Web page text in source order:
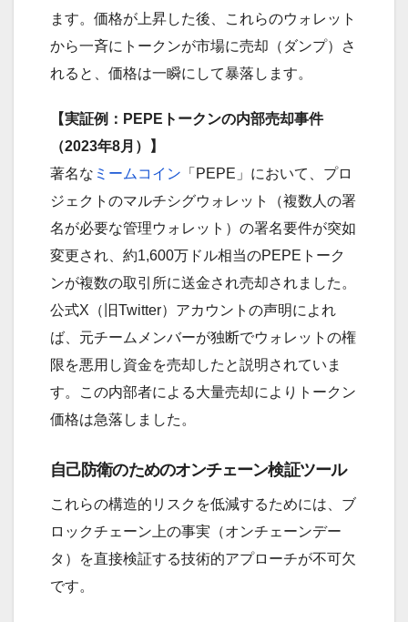
ます。価格が上昇した後、これらのウォレット
から一斉にトークンが市場に売却（ダンプ）さ
れると、価格は一瞬にして暴落します。
【実証例：PEPEトークンの内部売却事件
（2023年8月）】
著名な ミームコイン 「PEPE」において、プロ
ジェクトのマルチシグウォレット（複数人の署
名が必要な管理ウォレット）の署名要件が突如
変更され、約1,600万ドル相当のPEPEトーク
ンが複数の取引所に送金され売却されました。
公式X（旧Twitter）アカウントの声明によれ
ば、元チームメンバーが独断でウォレットの権
限を悪用し資金を売却したと説明されていま
す。この内部者による大量売却によりトークン
価格は急落しました。
自己防衛のためのオンチェーン検証ツール
これらの構造的リスクを低減するためには、ブ
ロックチェーン上の事実（オンチェーンデー
タ）を直接検証する技術的アプローチが不可欠
です。